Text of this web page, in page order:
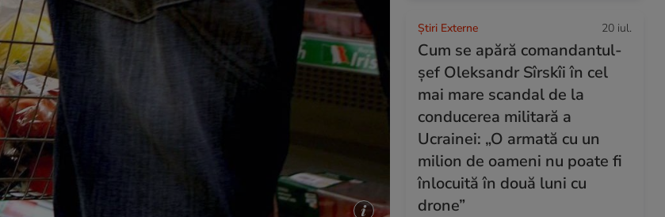
Știri Externe 20 iul.
Cum se apără comandantul-
șef Oleksandr Sîrskîi în cel
mai mare scandal de la
conducerea militară a
Ucrainei: „O armată cu un
milion de oameni nu poate fi
înlocuită în două luni cu
drone”